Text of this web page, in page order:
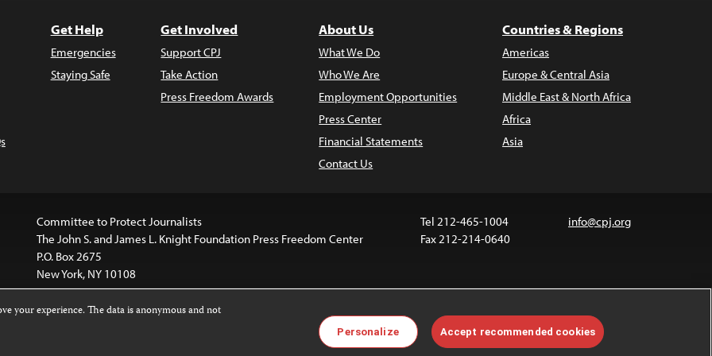
Get Help
Emergencies
Staying Safe
Get Involved
Support CPJ
Take Action
Press Freedom Awards
About Us
What We Do
Who We Are
Employment Opportunities
Press Center
Financial Statements
Contact Us
Countries & Regions
Americas
Europe & Central Asia
Middle East & North Africa
Africa
Asia
Committee to Protect Journalists
The John S. and James L. Knight Foundation Press Freedom Center
P.O. Box 2675
New York, NY 10108
Tel 212-465-1004
Fax 212-214-0640
info@cpj.org
4.0 International License
Images and other media are not covered by the Creative Commons
license. For more information about permissions, see ourFAQs.
your experience. The data is anonymous and not
Personalize Accept recommended cookies